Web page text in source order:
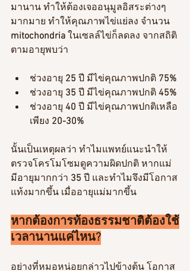
มานาน ทำให้ต้องเจออนุมูลอิสระต่างๆ
มากมาย ทำให้คุณภาพไข่แย่ลง จำนวน
mitochondria ในเซลล์ไข่ก็ลดลง จากสถิติ
ตามอายุพบว่า
ช่วงอายุ 25 ปี มีไข่คุณภาพปกติ 75%
ช่วงอายุ 35 ปี มีไข่คุณภาพปกติ 45%
ช่วงอายุ 40 ปี มีไข่คุณภาพปกติเหลือ
เพียง 20-30%
นั้นเป็นเหตุผลว่า ทำไมแพทย์แนะนำให้
ตรวจโครโมโซมดูความผิดปกติ หากแม่
มีอายุมากกว่า 35 ปี และทำไมจึงมีโอกาส
แท้งมากขึ้น เมื่ออายุแม่มากขึ้น
หากต้องการท้องธรรมชาติต้องใช้
เวลานานแค่ไหน?
อย่างที่หมอหน่อยกล่าวไปข้างต้น โอกาส